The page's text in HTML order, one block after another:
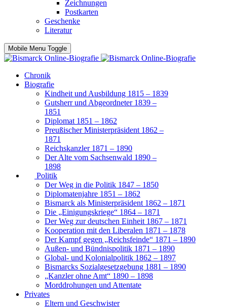
Zeichnungen
Postkarten
Geschenke
Literatur
Mobile Menu Toggle
Chronik
Biografie
Kindheit und Ausbildung 1815 – 1839
Gutsherr und Abgeordneter 1839 –
1851
Diplomat 1851 – 1862
Preußischer Ministerpräsident 1862 –
1871
Reichskanzler 1871 – 1890
Der Alte vom Sachsenwald 1890 –
1898
Politik
Der Weg in die Politik 1847 – 1850
Diplomatenjahre 1851 – 1862
Bismarck als Ministerpräsident 1862 – 1871
Die „Einigungskriege“ 1864 – 1871
Der Weg zur deutschen Einheit 1867 – 1871
Kooperation mit den Liberalen 1871 – 1878
Der Kampf gegen „Reichsfeinde“ 1871 – 1890
Außen- und Bündnispolitik 1871 – 1890
Global- und Kolonialpolitik 1862 – 1897
Bismarcks Sozialgesetzgebung 1881 – 1890
„Kanzler ohne Amt“ 1890 – 1898
Morddrohungen und Attentate
Privates
Eltern und Geschwister